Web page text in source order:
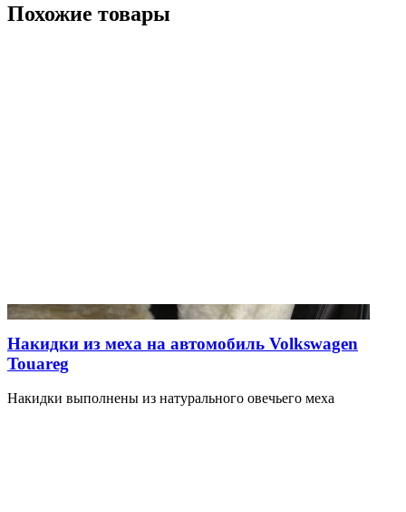
Похожие товары
Накидки из меха на автомобиль Volkswagen
Touareg
Накидки выполнены из натурального овечьего меха